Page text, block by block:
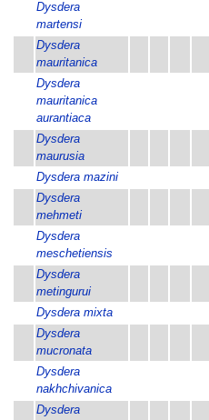
Dysdera
martensi
Dysdera
mauritanica
Dysdera
mauritanica
aurantiaca
Dysdera
maurusia
Dysdera mazini
Dysdera
mehmeti
Dysdera
meschetiensis
Dysdera
metingurui
Dysdera mixta
Dysdera
mucronata
Dysdera
nakhchivanica
Dysdera